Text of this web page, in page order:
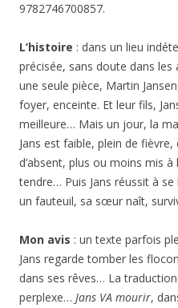
9782746700857.
L’histoire : dans un lieu
précisée, sans doute dans les
une seule pièce, Martin
foyer, enceinte. Et leur fils,
meilleure… Mais un jour, la
Jans est faible, plein de
d’absent, plus ou moins mis
tendre… Puis Jans réussit à
un fauteuil, sa sœur naît,
Mon avis : un texte parfois
Jans regarde tomber les
dans ses rêves… La
perplexe… Jans VA mourir,